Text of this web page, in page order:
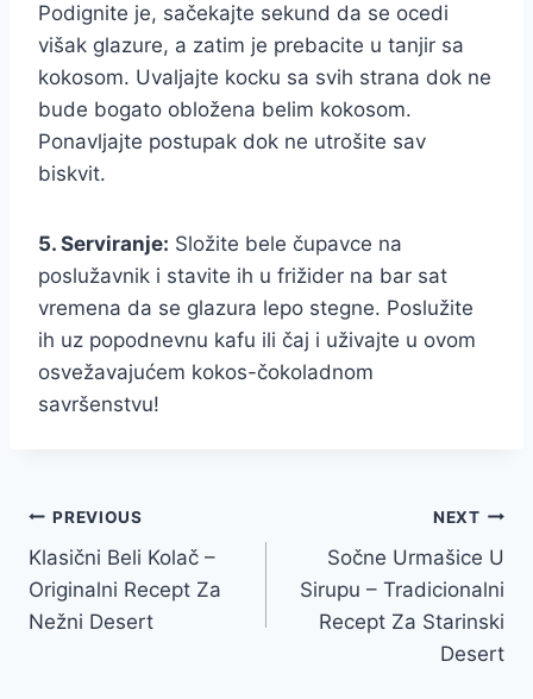
Podignite je, sačekajte sekund da se ocedi
višak glazure, a zatim je prebacite u tanjir sa
kokosom. Uvaljajte kocku sa svih strana dok ne
bude bogato obložena belim kokosom.
Ponavljajte postupak dok ne utrošite sav
biskvit.
5. Serviranje: Složite bele čupavce na
poslužavnik i stavite ih u frižider na bar sat
vremena da se glazura lepo stegne. Poslužite
ih uz popodnevnu kafu ili čaj i uživajte u ovom
osvežavajućem kokos-čokoladnom
savršenstvu!
Post
navigation
PREVIOUS
Klasični Beli Kolač –
Originalni Recept Za
Nežni Desert
NEXT
Sočne Urmašice U
Sirupu – Tradicionalni
Recept Za Starinski
Desert